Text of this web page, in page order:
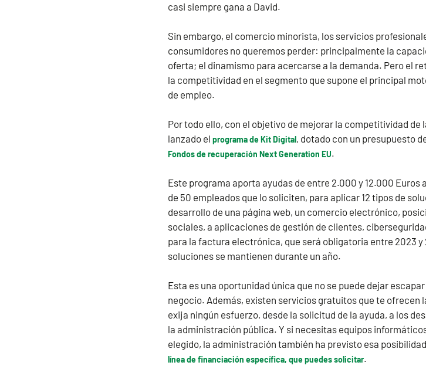
casi siempre gana a David.
Sin embargo, el comercio minorista, los servicios
consumidores no queremos perder: principalmente la
oferta; el dinamismo para acercarse a la demanda. Pero el
la competitividad en el segmento que supone el principal
de empleo.
Por todo ello, con el objetivo de mejorar la competitividad de
lanzado el programa de Kit Digital, dotado con un presupuesto
Fondos de recuperación Next Generation EU.
Este programa aporta ayudas de entre 2.000 y 12.000
de 50 empleados que lo soliciten, para aplicar 12 tipos de
desarrollo de una página web, un comercio electrónico,
sociales, a aplicaciones de gestión de clientes,
para la factura electrónica, que será obligatoria entre 2023
soluciones se mantienen durante un año.
Esta es una oportunidad única que no se puede dejar
negocio. Además, existen servicios gratuitos que te ofrecen
exija ningún esfuerzo, desde la solicitud de la ayuda, a los
la administración pública. Y si necesitas equipos
elegido, la administración también ha previsto esa
línea de financiación específica, que puedes solicitar.